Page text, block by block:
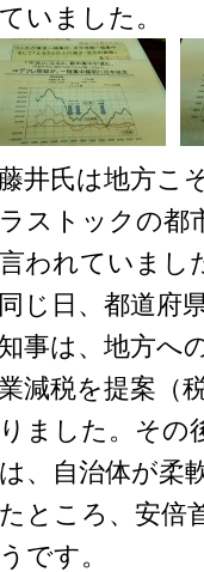
いました。
井氏は地方こ
ストックの都
われていまし
じ日、都道府
事は、地方へ
減税を提案（
ました。その
、自治体が柔
ところ、安倍
です。